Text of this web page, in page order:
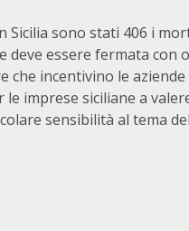
Sicilia sono stati 406 i
essere fermata con
incentivino le
imprese siciliane a
sensibilità al tema